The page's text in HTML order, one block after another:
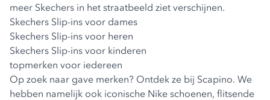
meer Skechers in het straatbeeld ziet verschijnen.
Skechers Slip-ins voor dames
Skechers Slip-ins voor heren
Skechers Slip-ins voor kinderen
topmerken voor iedereen
Op zoek naar gave merken? Ontdek ze bij Scapino. We
hebben namelijk ook iconische Nike schoenen, flitsende